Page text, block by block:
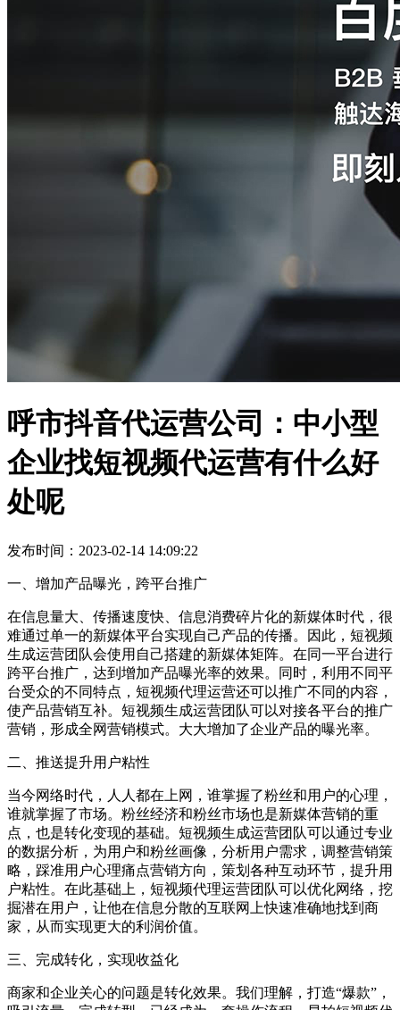
呼市抖音代运营公司：中小型
企业找短视频代运营有什么好
处呢
发布时间：2023-02-14 14:09:22
一、增加产品曝光，跨平台推广
在信息量大、传播速度快、信息消费碎片化的新媒体时代，很
难通过单一的新媒体平台实现自己产品的传播。因此，短视频
生成运营团队会使用自己搭建的新媒体矩阵。在同一平台进行
跨平台推广，达到增加产品曝光率的效果。同时，利用不同平
台受众的不同特点，短视频代理运营还可以推广不同的内容，
使产品营销互补。短视频生成运营团队可以对接各平台的推广
营销，形成全网营销模式。大大增加了企业产品的曝光率。
二、推送提升用户粘性
当今网络时代，人人都在上网，谁掌握了粉丝和用户的心理，
谁就掌握了市场。粉丝经济和粉丝市场也是新媒体营销的重
点，也是转化变现的基础。短视频生成运营团队可以通过专业
的数据分析，为用户和粉丝画像，分析用户需求，调整营销策
略，踩准用户心理痛点营销方向，策划各种互动环节，提升用
户粘性。在此基础上，短视频代理运营团队可以优化网络，挖
掘潜在用户，让他在信息分散的互联网上快速准确地找到商
家，从而实现更大的利润价值。
三、完成转化，实现收益化
商家和企业关心的问题是转化效果。我们理解，打造“爆款”，